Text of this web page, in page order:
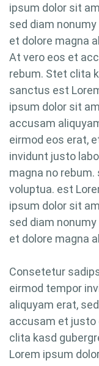
ipsum dolor sit
sed diam
et dolore magna
At vero eos et
rebum. Stet clita
sanctus est
ipsum dolor sit
accusam
eirmod eos erat,
invidunt justo
magna no
voluptua. est
ipsum dolor sit
sed diam
et dolore magna
Consetetur
eirmod tempor
aliquyam erat,
accusam et justo
clita kasd
Lorem ipsum